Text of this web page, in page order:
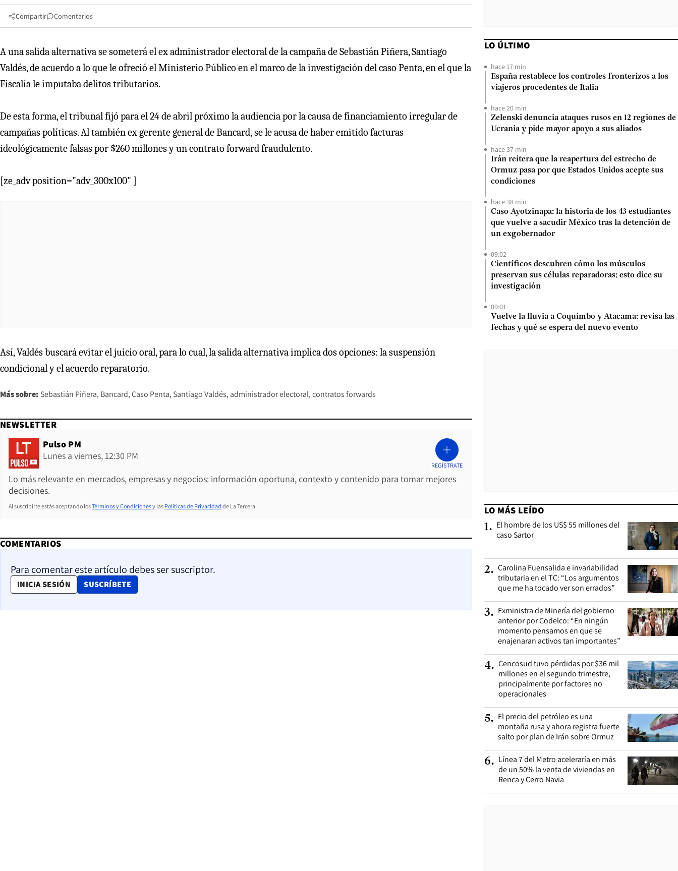
Compartir Comentarios
A una salida alternativa se someterá el ex administrador electoral de la campaña de Sebastián Piñera, Santiago
Valdés, de acuerdo a lo que le ofreció el Ministerio Público en el marco de la investigación del caso Penta, en el que la
Fiscalía le imputaba delitos tributarios.
De esta forma, el tribunal fijó para el 24 de abril próximo la audiencia por la causa de financiamiento irregular de
campañas políticas. Al también ex gerente general de Bancard, se le acusa de haber emitido facturas
ideológicamente falsas por $260 millones y un contrato forward fraudulento.
[ze_adv position="adv_300x100" ]
Así, Valdés buscará evitar el juicio oral, para lo cual, la salida alternativa implica dos opciones: la suspensión
condicional y el acuerdo reparatorio.
Más sobre: Sebastián Piñera Bancard Caso Penta Santiago Valdés administrador electoral contratos forwards
NEWSLETTER
Pulso PM
Lunes a viernes, 12:30 PM
Lo más relevante en mercados, empresas y negocios: información oportuna, contexto y contenido para tomar mejores
decisiones.
REGÍSTRATE
Al suscribirte estás aceptando losTérminos y Condicionesy las Políticas de Privacidad de La Tercera.
COMENTARIOS
Para comentar este artículo debes ser suscriptor.
INICIA SESIÓN SUSCRÍBETE
OPENS IN NEW WINDOW
LO ÚLTIMO
hace 17 min
España restablece los controles fronterizos a los
viajeros procedentes de Italia
hace 20 min
Zelenski denuncia ataques rusos en 12 regiones de
Ucrania y pide mayor apoyo a sus aliados
hace 37 min
Irán reitera que la reapertura del estrecho de
Ormuz pasa por que Estados Unidos acepte sus
condiciones
hace 38 min
Caso Ayotzinapa: la historia de los 43 estudiantes
que vuelve a sacudir México tras la detención de
un exgobernador
09:02
Científicos descubren cómo los músculos
preservan sus células reparadoras: esto dice su
investigación
09:01
Vuelve la lluvia a Coquimbo y Atacama: revisa las
fechas y qué se espera del nuevo evento
LO MÁS LEÍDO
1. El hombre de los US$ 55 millones del
caso Sartor
2. Carolina Fuensalida e invariabilidad
tributaria en el TC: “Los argumentos
que me ha tocado ver son errados”
3. Exministra de Minería del gobierno
anterior por Codelco: “En ningún
momento pensamos en que se
enajenaran activos tan importantes”
4. Cencosud tuvo pérdidas por $36 mil
millones en el segundo trimestre,
principalmente por factores no
operacionales
5. El precio del petróleo es una
montaña rusa y ahora registra fuerte
salto por plan de Irán sobre Ormuz
6. Línea 7 del Metro aceleraría en más
de un 50% la venta de viviendas en
Renca y Cerro Navia